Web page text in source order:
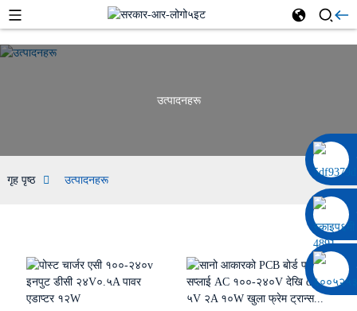
००८६ १३३२२९२०६९७
उत्पादनहरू
गृह पृष्ठ उत्पादनहरू